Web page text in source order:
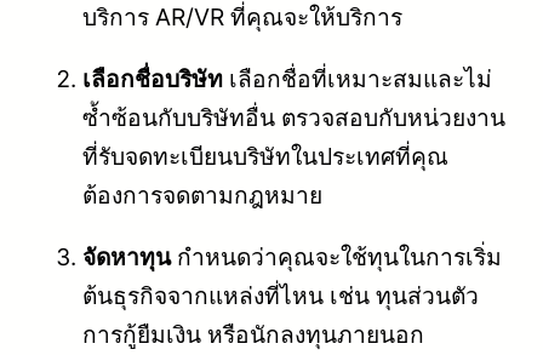
บริการ AR/VR ที่คุณจะให้บริการ
เลือกชื่อบริษัท เลือกชื่อที่เหมาะสมและไม่
ซ้ำซ้อนกับบริษัทอื่น ตรวจสอบกับหน่วยงาน
ที่รับจดทะเบียนบริษัทในประเทศที่คุณ
ต้องการจดตามกฎหมาย
จัดหาทุนกำหนดว่าคุณจะใช้ทุนในการเริ่ม
ต้นธุรกิจจากแหล่งที่ไหน เช่น ทุนส่วนตัว
การกู้ยืมเงิน หรือนักลงทุนภายนอก